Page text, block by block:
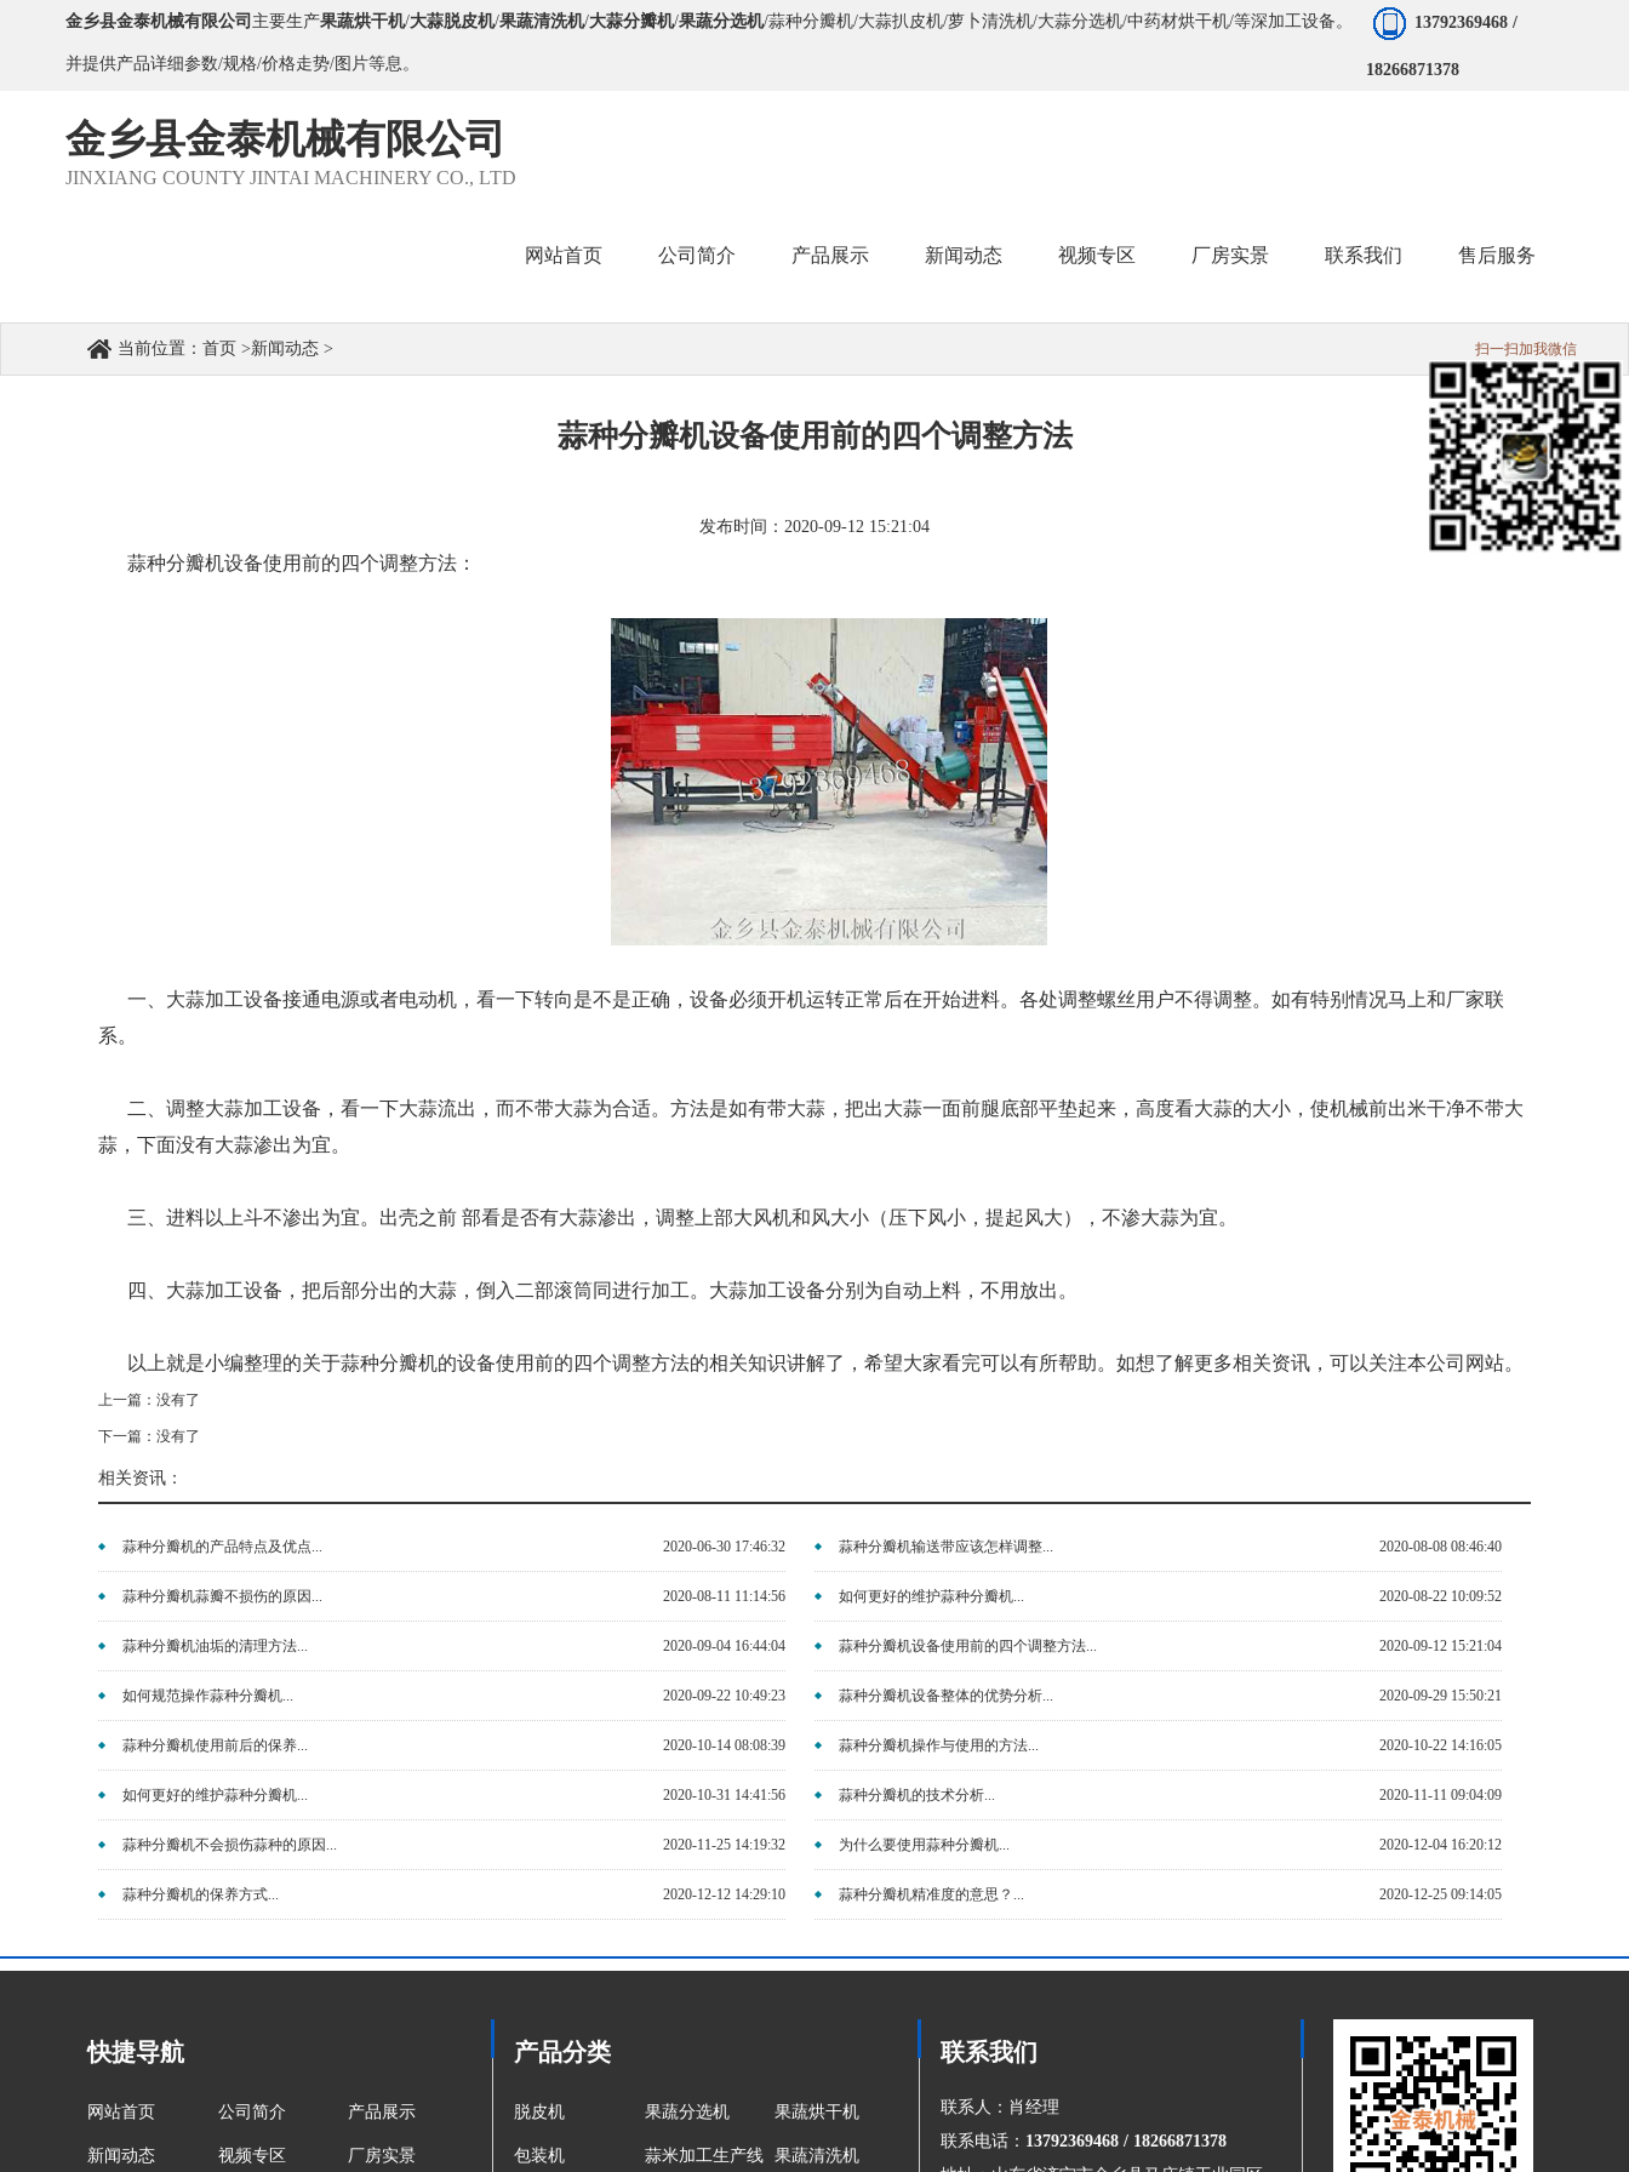
金乡县金泰机械有限公司 主要生产果蔬烘干机/大蒜脱皮机/果蔬清洗机/大蒜分瓣机/果蔬分选机/蒜种分瓣机/大蒜扒皮机/萝卜清洗机/大蒜分选机/中药材烘干机/等深加工设备。
并提供产品详细参数/规格/价格走势/图片等息。
13792369468 /
18266871378
金乡县金泰机械有限公司
JINXIANG COUNTY JINTAI MACHINERY CO., LTD
网站首页 公司简介 产品展示 新闻动态 视频专区 厂房实景 联系我们 售后服务
当前位置： 首页 >新闻动态 >
蒜种分瓣机设备使用前的四个调整方法
发布时间：2020-09-12 15:21:04
蒜种分瓣机设备使用前的四个调整方法：
一、大蒜加工设备接通电源或者电动机，看一下转向是不是正确，设备必须开机运转正常后在开始进料。各处调整螺丝用户不得调整。如有特别情况马上和厂家联
系。
二、调整大蒜加工设备，看一下大蒜流出，而不带大蒜为合适。方法是如有带大蒜，把出大蒜一面前腿底部平垫起来，高度看大蒜的大小，使机械前出米干净不带大
蒜，下面没有大蒜渗出为宜。
三、进料以上斗不渗出为宜。出壳之前 部看是否有大蒜渗出，调整上部大风机和风大小（压下风小，提起风大），不渗大蒜为宜。
四、大蒜加工设备，把后部分出的大蒜，倒入二部滚筒同进行加工。大蒜加工设备分别为自动上料，不用放出。
以上就是小编整理的关于蒜种分瓣机的设备使用前的四个调整方法的相关知识讲解了，希望大家看完可以有所帮助。如想了解更多相关资讯，可以关注本公司网站。
上一篇：没有了
下一篇：没有了
相关资讯：
2020-06-30 17:46:32
蒜种分瓣机的产品特点及优点... 2020-08-08 08:46:40
蒜种分瓣机输送带应该怎样调整...
2020-08-11 11:14:56
蒜种分瓣机蒜瓣不损伤的原因... 2020-08-22 10:09:52
如何更好的维护蒜种分瓣机...
2020-09-04 16:44:04
蒜种分瓣机油垢的清理方法... 2020-09-12 15:21:04
蒜种分瓣机设备使用前的四个调整方法...
2020-09-22 10:49:23
如何规范操作蒜种分瓣机... 2020-09-29 15:50:21
蒜种分瓣机设备整体的优势分析...
2020-10-14 08:08:39
蒜种分瓣机使用前后的保养... 2020-10-22 14:16:05
蒜种分瓣机操作与使用的方法...
2020-10-31 14:41:56
如何更好的维护蒜种分瓣机... 2020-11-11 09:04:09
蒜种分瓣机的技术分析...
2020-11-25 14:19:32
蒜种分瓣机不会损伤蒜种的原因... 2020-12-04 16:20:12
为什么要使用蒜种分瓣机...
2020-12-12 14:29:10
蒜种分瓣机的保养方式... 2020-12-25 09:14:05
蒜种分瓣机精准度的意思？...
快捷导航
网站首页 公司简介 产品展示
新闻动态 视频专区 厂房实景
产品分类
脱皮机 果蔬分选机 果蔬烘干机
包装机 蒜米加工生产线 果蔬清洗机
联系我们
联系人：肖经理
联系电话： 13792369468 / 18266871378
扫一扫加我微信